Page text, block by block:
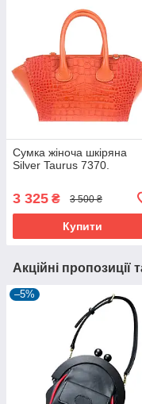
Сумка жіноча шкіряна
Silver Taurus 7370.
3 325 ₴ 3 500 ₴
Купити
Акційні пропозиції
–5%